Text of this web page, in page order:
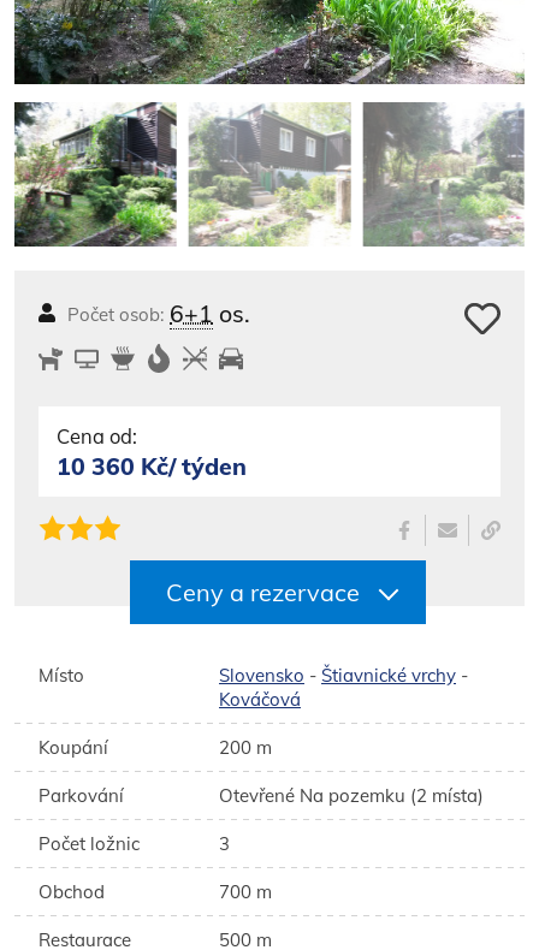
Počet osob: 6+1 os.
Cena od:
10 360 Kč/ týden
Ceny a rezervace
Místo Slovensko - Štiavnické vrchy -
Kováčová
Koupání 200 m
Parkování Otevřené Na pozemku (2 místa)
Počet ložnic 3
Obchod 700 m
Restaurace 500 m